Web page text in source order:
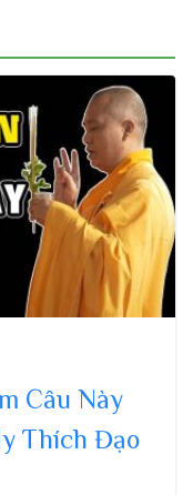
Câu Này
Thích Đạo